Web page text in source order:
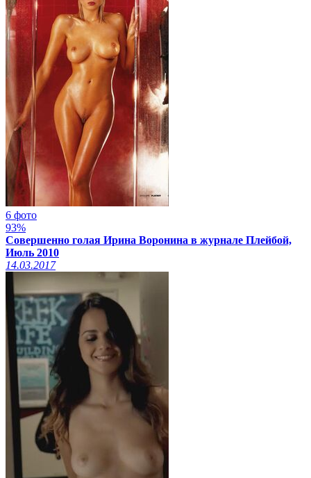
6 фото
93%
Совершенно голая Ирина Воронина в журнале Плейбой,
Июль 2010
14.03.2017